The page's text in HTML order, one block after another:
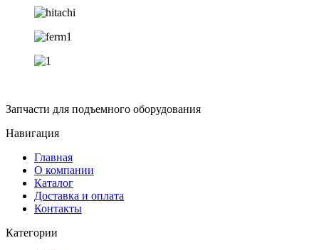
Запчасти для подъемного оборудования
Навигация
Главная
О компании
Каталог
Доставка и оплата
Контакты
Категории